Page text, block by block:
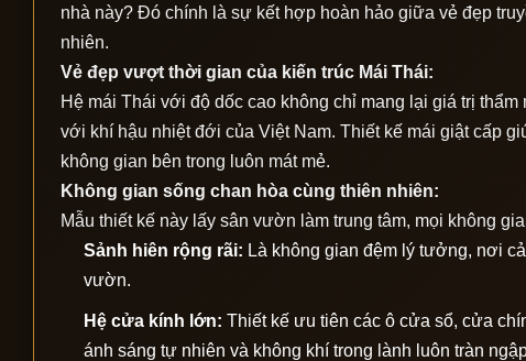
nhà này? Đó chính là sự kết hợp hoàn hảo giữa vẻ đẹp
nhiên.
Vẻ đẹp vượt thời gian của kiến trúc Mái Thái:
Hệ mái Thái với độ dốc cao không chỉ mang lại giá trị
với khí hậu nhiệt đới của Việt Nam. Thiết kế mái giật cấp
không gian bên trong luôn mát mẻ.
Không gian sống chan hòa cùng thiên nhiên:
Mẫu thiết kế này lấy sân vườn làm trung tâm, mọi không
Sảnh hiên rộng rãi: Là không gian đệm lý tưởng, nơi
vườn.
Hệ cửa kính lớn: Thiết kế ưu tiên các ô cửa sổ, cửa
ánh sáng tự nhiên và không khí trong lành luôn tràn